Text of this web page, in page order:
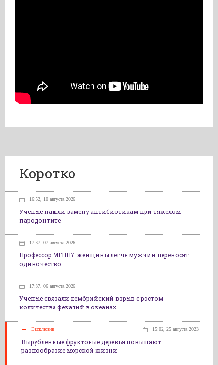
Коротко
16:52, 10 августа 2026
Ученые нашли замену антибиотикам при тяжелом
пародонтите
17:37, 07 августа 2026
Профессор МГППУ: женщины легче мужчин переносят
одиночество
17:37, 06 августа 2026
Ученые связали кембрийский взрыв с ростом
количества фекалий в океанах
Эксклюзив 15:02, 25 августа 2023
Вырубленные фруктовые деревья повышают
разнообразие морской жизни